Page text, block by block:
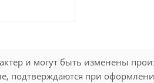
и могут быть изменены
подтверждаются при